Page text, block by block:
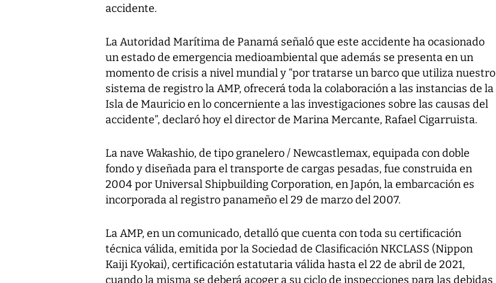
accidente.
La Autoridad Marítima de Panamá señaló que este accidente ha ocasionado
un estado de emergencia medioambientalque además se presenta en un
momento de crisis a nivel mundial y “por tratarse un barco que utiliza nuestro
sistema de registro la AMP, ofrecerá toda la colaboración a las instancias de la
Isla de Mauricio en lo concerniente a las investigaciones sobre las causas del
accidente”, declaró hoy el director de Marina Mercante, Rafael Cigarruista.
La nave Wakashio, de tipo granelero / Newcastlemax, equipada con doble
fondo y diseñada para el transporte de cargas pesadas, fue construida en
2004 por Universal Shipbuilding Corporation, en Japón, la embarcación es
incorporada al registro panameño el 29 de marzo del 2007.
La AMP, en un comunicado, detalló que cuenta con toda su certificación
técnica válida, emitida por la Sociedad de Clasificación NKCLASS (Nippon
Kaiji Kyokai), certificación estatutaria válida hasta el 22 de abril de 2021,
cuando la misma se deberá acoger a su ciclo de inspecciones para las debidas